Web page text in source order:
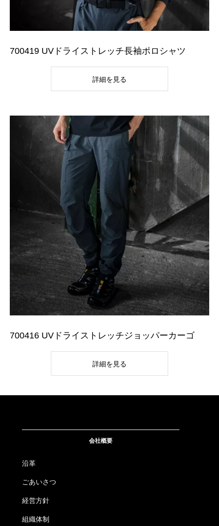
700419 UVドライストレッチ長袖ポロシャツ
詳細を見る
700416 UVドライストレッチジョッパーカーゴ
詳細を見る
会社概要
沿革
ごあいさつ
経営方針
組織体制